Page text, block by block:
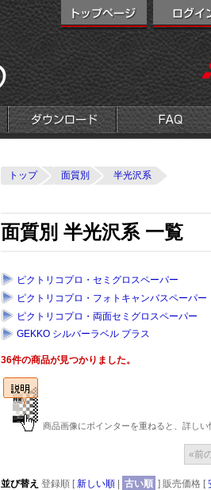
トップ 面質別 半光沢系
面質別 半光沢系 一覧
ピクトリコプロ・セミグロスペーパー
ピクトリコプロ・フォトキャンバスペーパー
ピクトリコプロ・両面セミグロスペーパー
GEKKO シルバーラベル プラス
36件の商品が見つかりました。
商品画像にポインターを重ねると、詳しい
«前
並び替え 登録順 [新しい順 | 古い順 ] 販売価格 [